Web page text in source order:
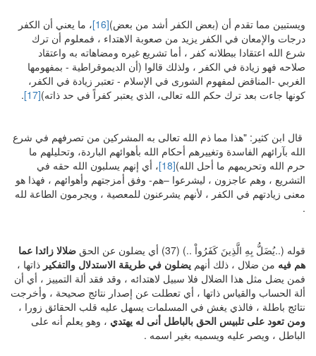
ويستبين مما تقدم أن (بعض الكفر أشد من بعض)[16]
، ما يعني أن الكفر
درجات والإمعان في الكفر يزيد من صعوبة الاهتداء ، فمعلوم أن ترك
شرع الله اعتقادا ببطلانه كفر ، أما تشريع غيره ومضاهاته به واعتقاد
صلاحه فهو زيادة في الكفر ، ولذلك قالوا (أن الديموقراطية - بمفهومها
الغربي -المناقض لمفهوم الشورى في الإسلام - تعتبر زيادة في الكفر،
كونها جاءت بعد ترك حكم الله تعالى، الذي يعتبر كفراً في حد ذاته)[17]
.
قال ابن كثير: "هذا مما ذم الله تعالى به المشركين من تصرفهم في شرع
الله بآرائهم الفاسدة وتغييرهم أحكام الله بأهوائهم الباردة، وتحليلهم ما
حرم الله وتحريمهم ما أحل الله)[18]
، أي إنهم يسلبون الله حقه في
التشريع ، وهم عاجزون ، ليشرعوا –هم- وفق أمزجتهم وأهوائهم ، فهذا هو
معنى زيادتهم في الكفر ، لأنهم يشرعنون للمعصية ، ويجرمون الطاعة لله
.
قوله (..يُضَلُّ بِهِ الَّذِينَ كَفَرُواْ ..) (37) أي يضلون عن الحق
ضلالا زائدا عما
هم فيه من ضلال ، ذلك أنهم يضلون في طريقة الاستدلال والتفكير ذاتها ،
فمن يضل مثل هذا الضلال فلا سبيل لاهتدائه ، وقد فقد ألة التمييز ، أي أن
ألة الحساب والقياس ذاتها ، أي تعطلت عن إصدار نتائج صحيحة ، وأخرجت
نتائج باطلة ، فالذي يغش في المسلمات يسهل عليه قلب الحقائق زورا ،
ومن تعود على تلبيس الحق بالباطل أنى له يهتدي ، وهو يعلم أنه على
الباطل ، ويصر عليه ويسميه بغير اسمه .